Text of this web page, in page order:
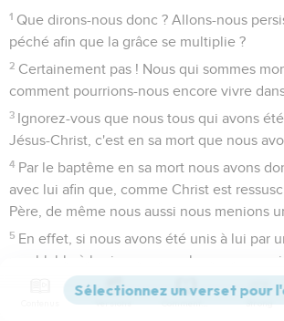
1 Que dirons-nous donc ? Allons-nous
péché afin que la grâce se multiplie ?
2 Certainement pas ! Nous qui sommes
comment pourrions-nous encore vivre
3 Ignorez-vous que nous tous qui avons
Jésus-Christ, c'est en sa mort que nous
4 Par le baptême en sa mort nous avons
avec lui afin que, comme Christ est
Père, de même nous aussi nous menions
5 En effet, si nous avons été unis à lui par
semblable à la sienne, nous le serons aussi
résurrection semblable à la sienne.
Nous savons que notre vieil homme a
Versions Commentaires Strong